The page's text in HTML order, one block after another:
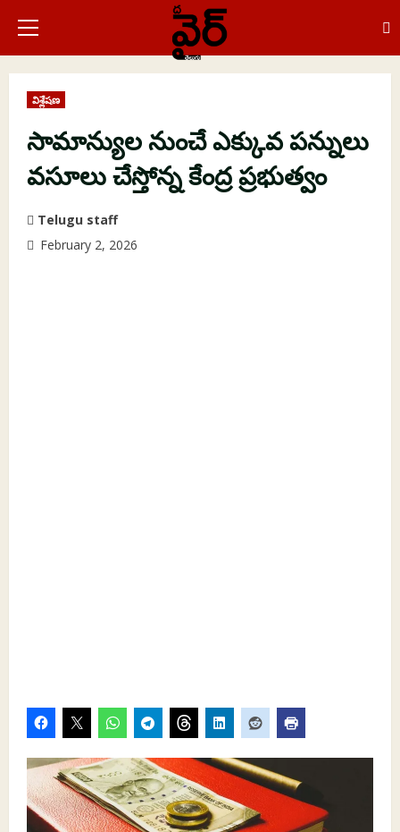
content
Primary
Menu
విశ్లేషణ
సామాన్యుల నుంచే ఎక్కువ పన్నులు
వసూలు చేస్తోన్న కేంద్ర ప్రభుత్వం
Telugu staff
February 2, 2026